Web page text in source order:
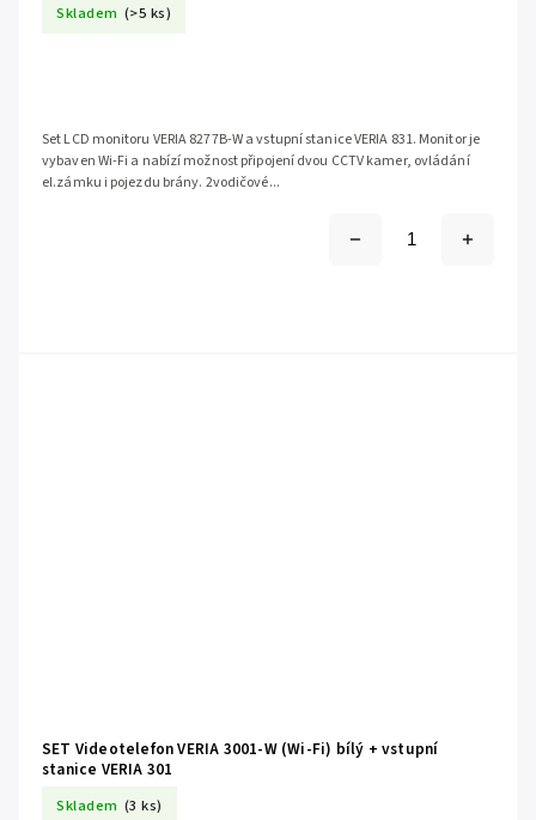
Skladem (>5 ks)
Set LCD monitoru VERIA 8277B-W a vstupní stanice VERIA 831. Monitor je
vybaven Wi-Fi a nabízí možnost připojení dvou CCTV kamer, ovládání
el.zámku i pojezdu brány. 2vodičové...
SET Videotelefon VERIA 3001-W (Wi-Fi) bílý + vstupní
stanice VERIA 301
Skladem (3 ks)